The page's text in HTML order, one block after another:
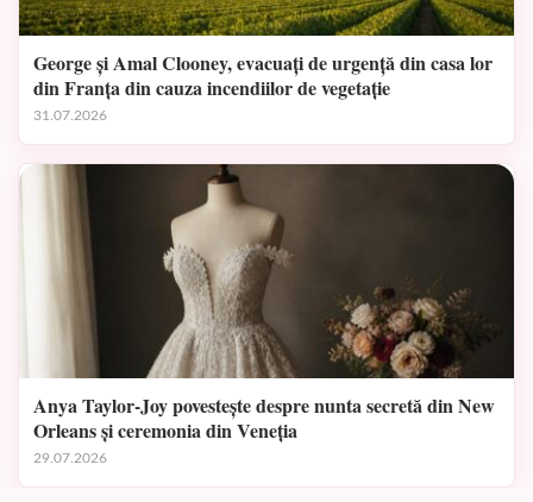
George și Amal Clooney, evacuați de urgență din casa lor
din Franța din cauza incendiilor de vegetație
31.07.2026
Anya Taylor-Joy povestește despre nunta secretă din New
Orleans și ceremonia din Veneția
29.07.2026